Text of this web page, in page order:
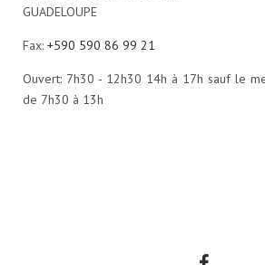
GUADELOUPE
Fax: +590 590 86 99 21
Ouvert: 7h30 - 12h30 14h à 17h sauf le
de 7h30 à 13h